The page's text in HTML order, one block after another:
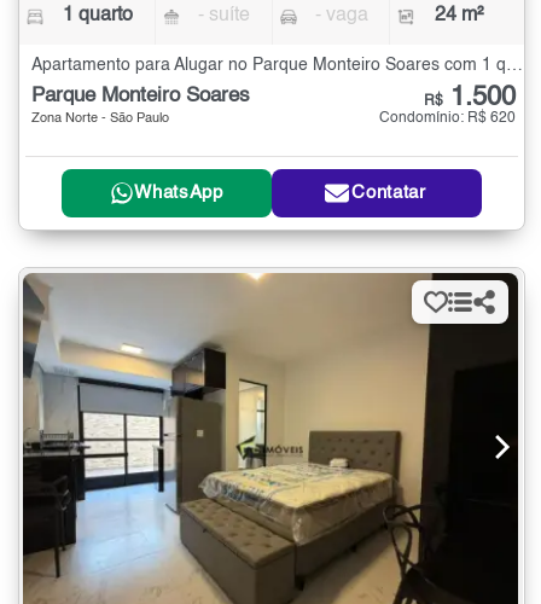
1 quarto - suíte - vaga 24 m²
Parque Monteiro Soares
Zona Norte - São Paulo
R$ 1.500
Condomínio: R$ 620
WhatsApp Contatar